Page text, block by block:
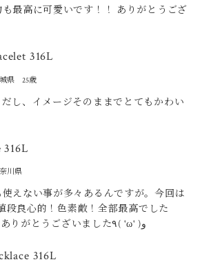
最高に可愛いです！！ ありがとうござ
316L
県 25歳
し、イメージそのままでとてもかわい
316L
川県
えない事が多々あるんですが。今回は
段良心的！色素敵！全部最高でした
(*≧∀≦*) 本当にありがとうございました٩( 'ω' )و
316L